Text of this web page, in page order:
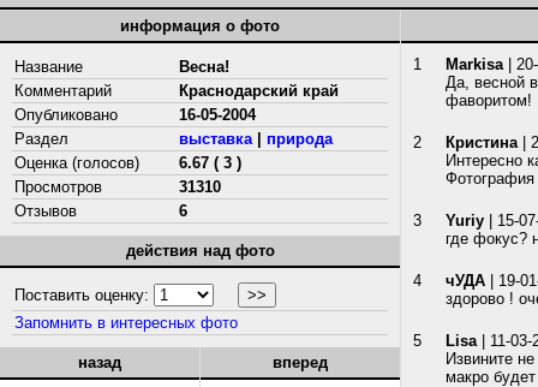
информация о фото
Название
Весна!
Комментарий
Краснодарский край
Опубликовано
16-05-2004
Раздел
выставка| природа
Оценка (голосов)
6.67 ( 3 )
Просмотров
31310
Отзывов
6
действия над фото
Поставить оценку:
Запомнить в интересных фото
назад вперед
1 Markisa| 20-
Да, весной
фаворитом!
2 Кристина|
Интересно
Фотография
3 Yuriy | 15-
где фокус?
4 чУДА | 19-
здорово !
5 Lisa| 11-03-
Извините
макро